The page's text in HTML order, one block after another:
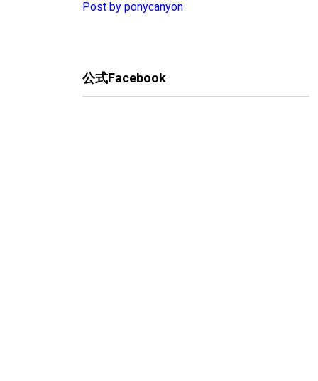
Post by ponycanyon
公式Facebook